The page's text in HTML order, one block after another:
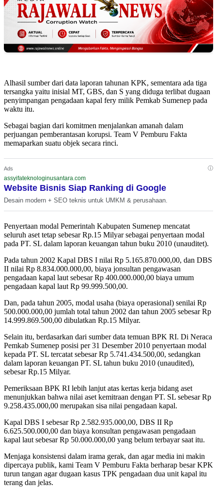
Alhasil sumber dari data laporan tahunan KPK, sementara ada tiga
tersangka yaitu inisial MT, GBS, dan S yang diduga terlibat dugaan
penyimpangan pengadaan kapal fery milik Pemkab Sumenep pada
waktu itu.
Sebagai bagian dari komitmen menjalankan amanah dalam
perjuangan pemberantasan korupsi. Team V Pemburu Fakta
memaparkan suatu objek secara rinci.
Ads ⓘ
assyifateknologinusantara.com
Website Bisnis Siap Ranking di Google
Desain modern + SEO teknis untuk UMKM & perusahaan.
Penyertaan modal Pemerintah Kabupaten Sumenep mencatat
seluruh aset tetap sebesar Rp.15 Milyar sebagai penyertaan modal
pada PT. SL dalam laporan keuangan tahun buku 2010 (unauditet).
Pada tahun 2002 Kapal DBS I nilai Rp 5.165.870.000,00, dan DBS
II nilai Rp 8.834.000.000,00, biaya jonsultan pengawasan
pengadaan kapal laut sebesar Rp 400.000.000,00 biaya umum
pengadaan kapal laut Rp 99.999.500,00.
Dan, pada tahun 2005, modal usaha (biaya operasional) senilai Rp
500.000.000,00 jumlah total tahun 2002 dan tahun 2005 sebesar Rp
14.999.869.500,00 dibulatkan Rp.15 Milyar.
Selain itu, berdasarkan dari sumber data temuan BPK RI. Di Neraca
Pemkab Sumenep posisi per 31 Desember 2010 penyertaan modal
kepada PT. SL tercatat sebesar Rp 5.741.434.500,00, sedangkan
dalam laporan keuangan PT. SL tahun buku 2010 (unaudited),
sebesar Rp.15 Milyar.
Pemeriksaan BPK RI lebih lanjut atas kertas kerja bidang aset
menunjukkan bahwa nilai aset kemitraan dengan PT. SL sebesar Rp
9.258.435.000,00 merupakan sisa nilai pengadaan kapal.
Kapal DBS I sebesar Rp 2.582.935.000,00, DBS II Rp
6.625.500.000,00 dan biaya konsultan pengawasan pengadaan
kapal laut sebesar Rp 50.000.000,00 yang belum terbayar saat itu.
Menjaga konsistensi dalam irama gerak, dan agar media ini makin
dipercaya publik, kami Team V Pemburu Fakta berharap besar KPK
turun tangan agar dugaan kasus TPK pengadaan dua unit kapal itu
terang dan jelas.